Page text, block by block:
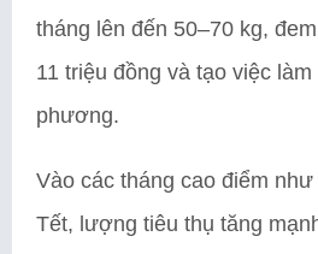
tháng lên đến 50–70 kg,
11 triệu đồng và tạo việc
phương.
Vào các tháng cao điểm
Tết, lượng tiêu thụ tăng